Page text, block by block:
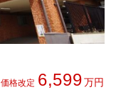
価格改定 6,599万円